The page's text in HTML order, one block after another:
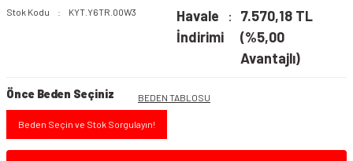
Stok Kodu KYT.Y6TR.00W3
Havale
İndirimi
7.570,18 TL
(%5,00
Avantajlı)
Önce Beden Seçiniz BEDEN TABLOSU
Beden Seçin ve Stok Sorgulayın!